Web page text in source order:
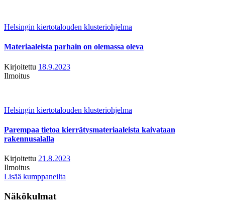
Helsingin kiertotalouden klusteriohjelma
Materiaaleista parhain on olemassa oleva
Kirjoitettu 18.9.2023
Ilmoitus
Helsingin kiertotalouden klusteriohjelma
Parempaa tietoa kierrätysmateriaaleista kaivataan
rakennusalalla
Kirjoitettu 21.8.2023
Ilmoitus
Lisää kumppaneilta
Näkökulmat